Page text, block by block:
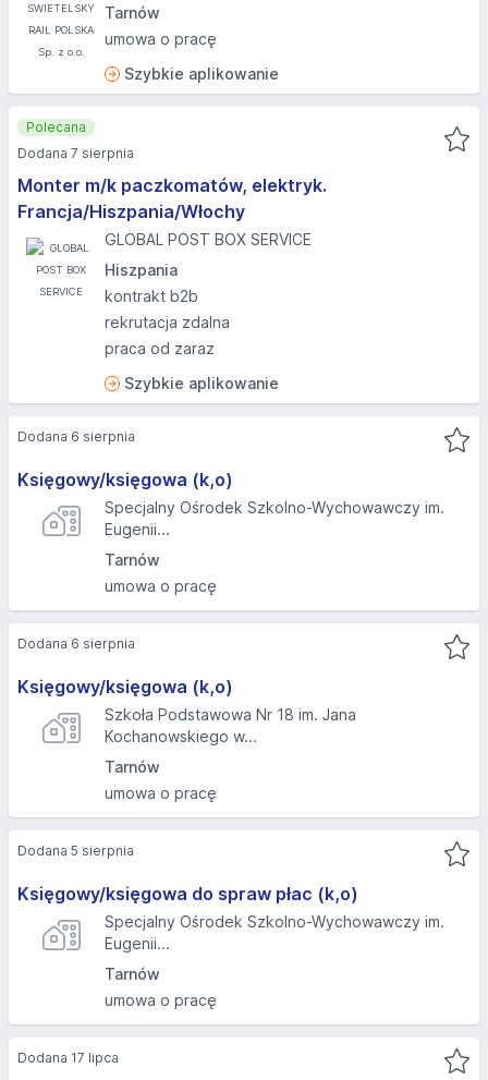
Tarnów
umowa o pracę
Szybkie aplikowanie
Monter m/k paczkomatów, elektryk.
Francja/Hiszpania/Włochy
GLOBAL POST BOX SERVICE
Hiszpania
kontrakt b2b
rekrutacja zdalna
praca od zaraz
Szybkie aplikowanie
Polecana
Dodana 7 sierpnia
Księgowy/księgowa (k,o)
Specjalny Ośrodek Szkolno-Wychowawczy im.
Eugenii...
Tarnów
umowa o pracę
Dodana 6 sierpnia
Księgowy/księgowa (k,o)
Szkoła Podstawowa Nr 18 im. Jana
Kochanowskiego w...
Tarnów
umowa o pracę
Dodana 6 sierpnia
Księgowy/księgowa do spraw płac (k,o)
Specjalny Ośrodek Szkolno-Wychowawczy im.
Eugenii...
Tarnów
umowa o pracę
Dodana 5 sierpnia
Dodana 17 lipca